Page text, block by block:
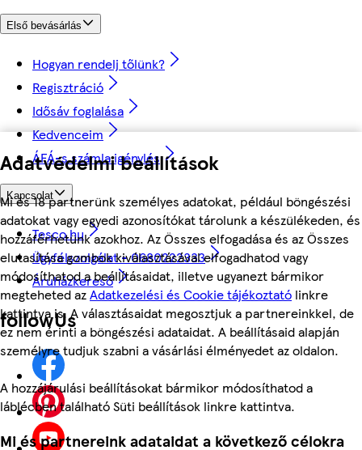
Adatvédelmi beállítások
Mi és 18 partnerünk személyes adatokat, például böngészési
adatokat vagy egyedi azonosítókat tárolunk a készülékeden, és
hozzáférhetünk azokhoz. Az Összes elfogadása és az Összes
elutasítása gombok kiválasztásával elfogadhatod vagy
módosíthatod a beállításaidat, illetve ugyanezt bármikor
megteheted azAdatkezelési és Cookie tájékoztató linkre
kattintva is. A választásaidat megosztjuk a partnereinkkel, de
ez nem érinti a böngészési adataidat. A beállításaid alapján
személyre tudjuk szabni a vásárlási élményedet az oldalon.
A hozzájárulási beállításokat bármikor módosíthatod a
láblécben található Süti beállítások linkre kattintva.
Mi és partnereink adataidat a következő célokra
Első bevásárlás
Hogyan rendelj tőlünk?
Regisztráció
Idősáv foglalása
Kedvenceim
ÁFÁ-s számla igénylés
Kapcsolat
Tesco.hu
Ügyfélszolgálat - 0680222333
Áruházkereső
followUs